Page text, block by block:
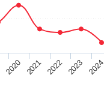
2020 2021 2022 2023 2024